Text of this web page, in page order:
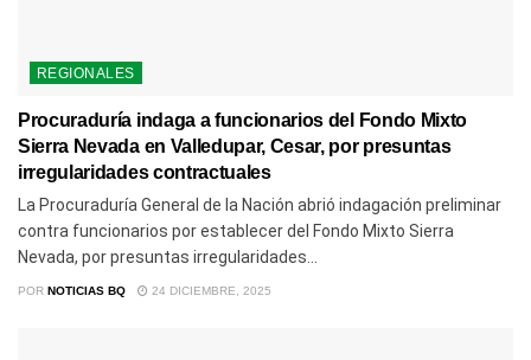
REGIONALES
Procuraduría indaga a funcionarios del Fondo Mixto
Sierra Nevada en Valledupar, Cesar, por presuntas
irregularidades contractuales
La Procuraduría General de la Nación abrió indagación preliminar
contra funcionarios por establecer del Fondo Mixto Sierra
Nevada, por presuntas irregularidades...
POR NOTICIAS BQ 24 DICIEMBRE, 2025